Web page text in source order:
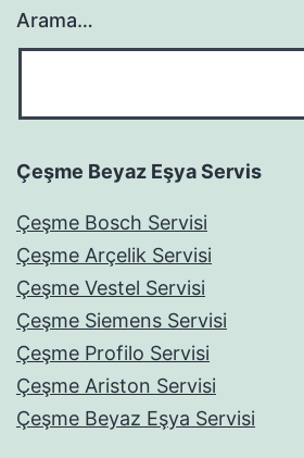
Arama…
Çeşme Beyaz Eşya Servis
Çeşme Bosch Servisi
Çeşme Arçelik Servisi
Çeşme Vestel Servisi
Çeşme Siemens Servisi
Çeşme Profilo Servisi
Çeşme Ariston Servisi
Çeşme Beyaz Eşya Servisi